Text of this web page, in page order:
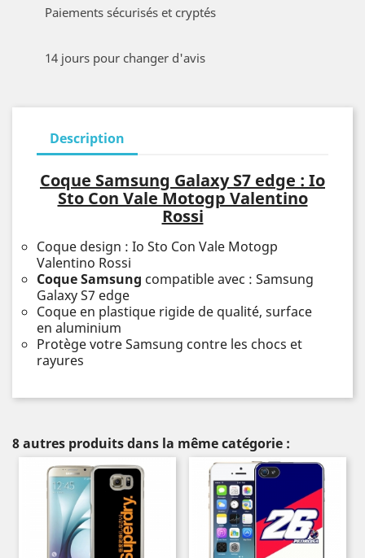
Paiements sécurisés et cryptés
14 jours pour changer d'avis
Description
Coque Samsung Galaxy S7 edge : Io
Sto Con Vale Motogp Valentino
Rossi
Coque design : Io Sto Con Vale Motogp
Valentino Rossi
Coque Samsung compatible avec : Samsung
Galaxy S7 edge
Coque en plastique rigide de qualité, surface
en aluminium
Protège votre Samsung contre les chocs et
rayures
8 autres produits dans la même catégorie :